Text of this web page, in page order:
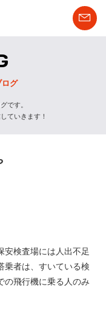
ログ
です。
ていきます！
安検査場には人出不足
乗者は、すいている検
の飛行機に乗る人のみ